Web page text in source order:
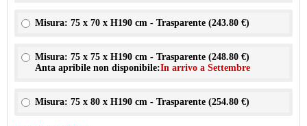
Misura: 75 x 70 x H190 cm - Trasparente (243.80 €)
Misura: 75 x 75 x H190 cm - Trasparente (248.80 €)
Anta apribile non disponibile:In arrivo a Settembre
Misura: 75 x 80 x H190 cm - Trasparente (254.80 €)